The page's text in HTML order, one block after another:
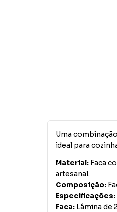
Uma
ideal para
Material: Faca
artesanal.
Composição:
Especificações:
Faca: Lâmina de